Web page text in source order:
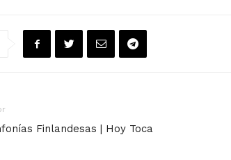
Finlandesas | Hoy Toca